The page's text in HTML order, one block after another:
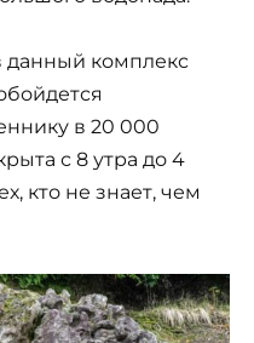
данный комплекс
в 20 000
с 8 утра до 4
кто не знает, чем